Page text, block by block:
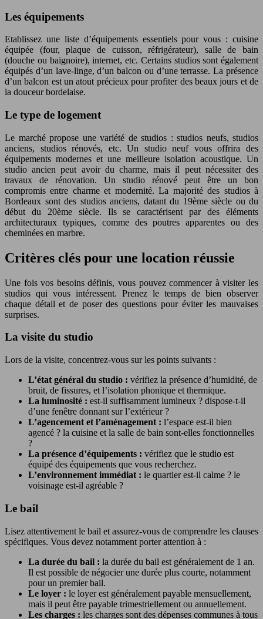
Les équipements
Etablissez une liste d’équipements essentiels pour vous : cuisine
équipée (four, plaque de cuisson, réfrigérateur), salle de bain
(douche ou baignoire), internet, etc. Certains studios sont également
équipés d’un lave-linge, d’un balcon ou d’une terrasse. La présence
d’un balcon est un atout précieux pour profiter des beaux jours et de
la douceur bordelaise.
Le type de logement
Le marché propose une variété de studios : studios neufs, studios
anciens, studios rénovés, etc. Un studio neuf vous offrira des
équipements modernes et une meilleure isolation acoustique. Un
studio ancien peut avoir du charme, mais il peut nécessiter des
travaux de rénovation. Un studio rénové peut être un bon
compromis entre charme et modernité. La majorité des studios à
Bordeaux sont des studios anciens, datant du 19ème siècle ou du
début du 20ème siècle. Ils se caractérisent par des éléments
architecturaux typiques, comme des poutres apparentes ou des
cheminées en marbre.
Critères clés pour une location réussie
Une fois vos besoins définis, vous pouvez commencer à visiter les
studios qui vous intéressent. Prenez le temps de bien observer
chaque détail et de poser des questions pour éviter les mauvaises
surprises.
La visite du studio
Lors de la visite, concentrez-vous sur les points suivants :
L’état général du studio : vérifiez la présence d’humidité, de
bruit, de fissures, et l’isolation phonique et thermique.
La luminosité : est-il suffisamment lumineux ? dispose-t-il
d’une fenêtre donnant sur l’extérieur ?
L’agencement et l’aménagement : l’espace est-il bien
agencé ? la cuisine et la salle de bain sont-elles fonctionnelles
?
La présence d’équipements : vérifiez que le studio est
équipé des équipements que vous recherchez.
L’environnement immédiat : le quartier est-il calme ? le
voisinage est-il agréable ?
Le bail
Lisez attentivement le bail et assurez-vous de comprendre les clauses
spécifiques. Vous devez notamment porter attention à :
La durée du bail : la durée du bail est généralement de 1 an.
Il est possible de négocier une durée plus courte, notamment
pour un premier bail.
Le loyer : le loyer est généralement payable mensuellement,
mais il peut être payable trimestriellement ou annuellement.
Les charges : les charges sont des dépenses communes à tous